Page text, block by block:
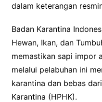
dalam keterangan
Badan Karantina
Hewan, Ikan, dan
memastikan sapi impor
melalui pelabuhan ini
karantina dan bebas
Karantina (HPHK).